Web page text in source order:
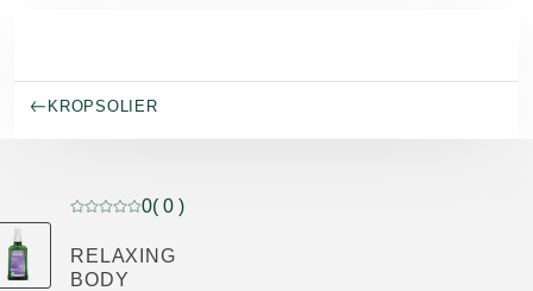
KROPSOLIER
Current rating: 0 out of 5 stars rated by 0 customers
0( 0 )
RELAXING
BODY